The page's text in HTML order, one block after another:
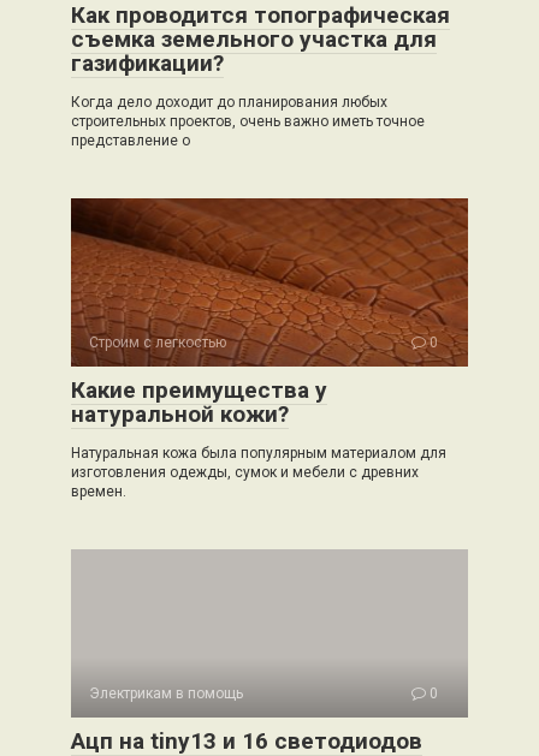
Как проводится топографическая
съемка земельного участка для
газификации?
Когда дело доходит до планирования любых
строительных проектов, очень важно иметь точное
представление о
Строим с легкостью 0
Какие преимущества у
натуральной кожи?
Натуральная кожа была популярным материалом для
изготовления одежды, сумок и мебели с древних
времен.
Электрикам в помощь 0
Ацп на tiny13 и 16 светодиодов